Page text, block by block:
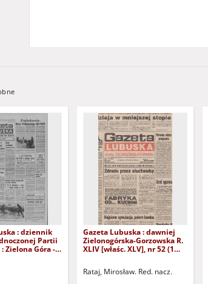
: dziennik
Partii
Zielona Góra -
Gazeta Lubuska : dawniej
Zielonogórska-Gorzowska R.
XLIV [właśc. XLV], nr 52 (1
Rataj, Mirosław. Red. nacz.